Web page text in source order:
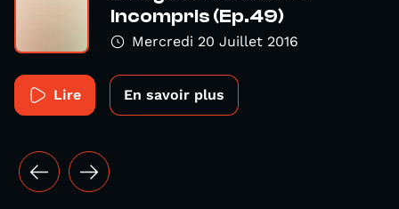
Incompris (Ep.49)
Mercredi 20 Juillet 2016
Lire En savoir plus